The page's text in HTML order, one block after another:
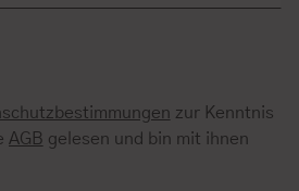
zur Kenntnis
AGB gelesen und bin mit ihnen